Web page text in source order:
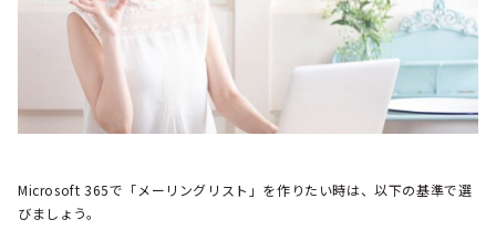
Microsoft 365で「メーリングリスト」を作りたい時は、以下の基準で選
びましょう。